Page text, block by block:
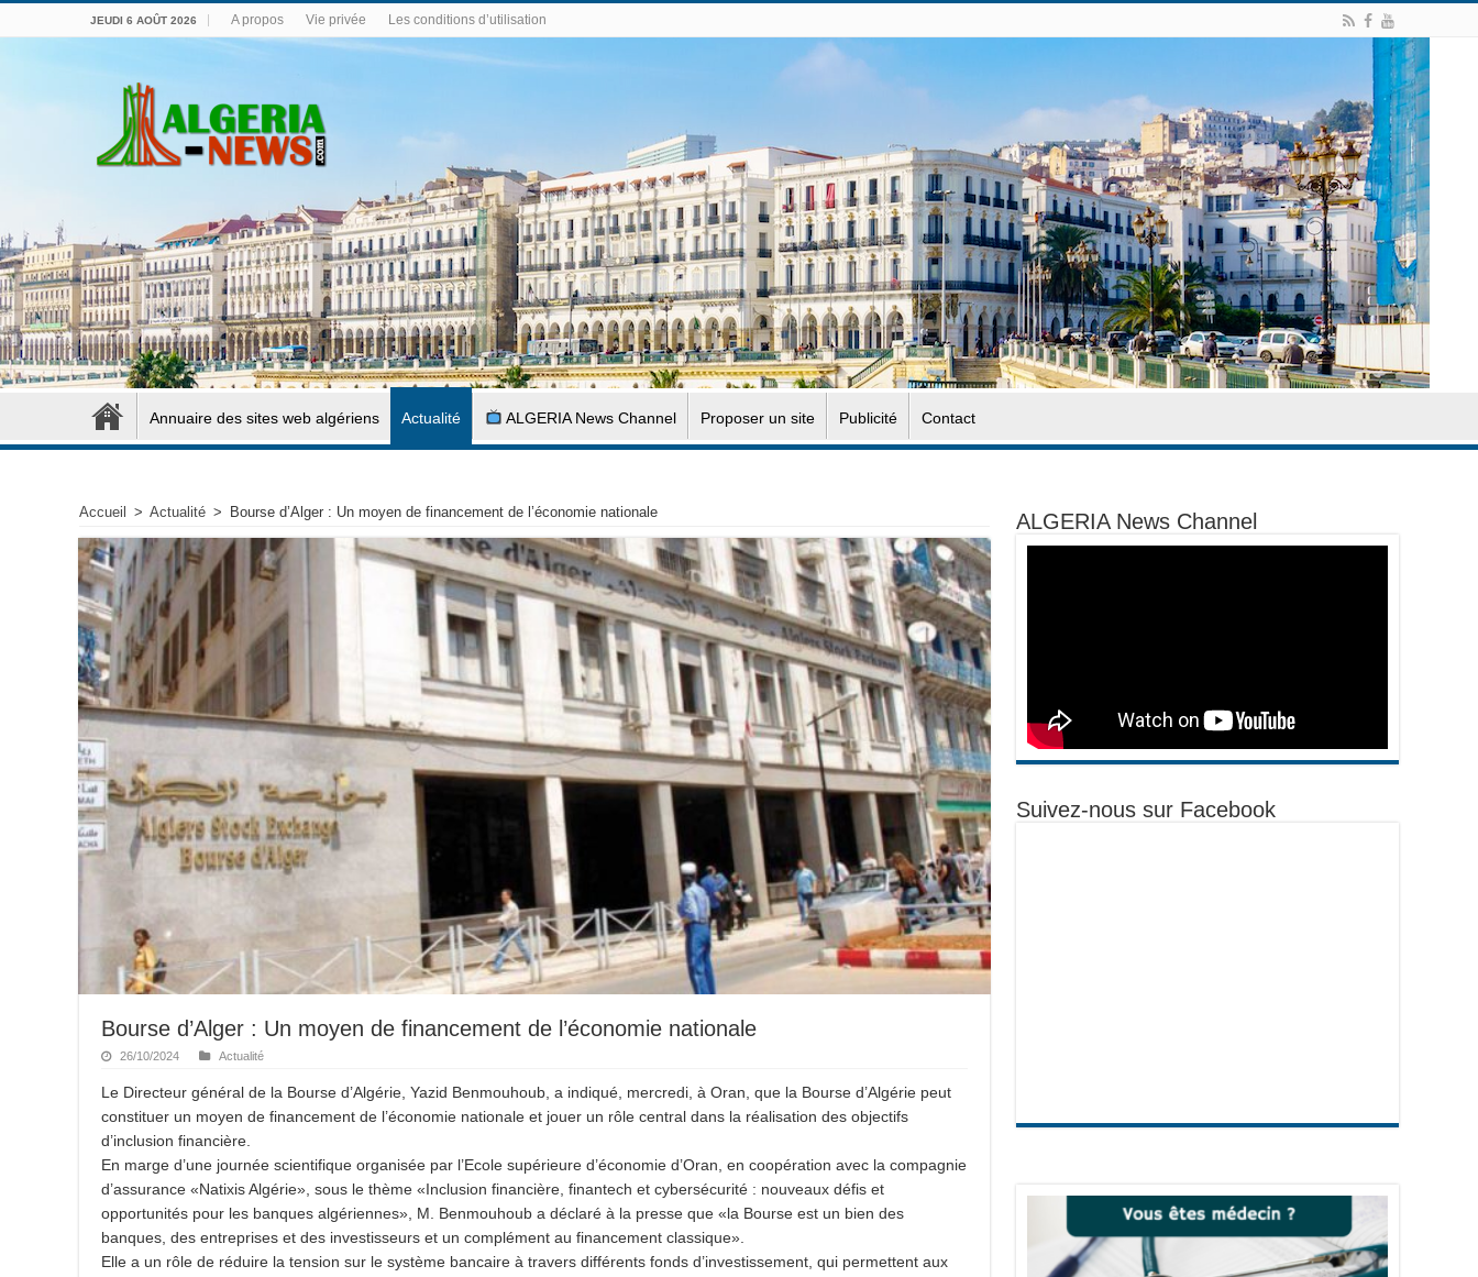
JEUDI 6 AOÛT 2026 A propos Vie privée Les conditions d’utilisation
Annuaire des sites web algériens Actualité ALGERIA News Channel Proposer un site Publicité Contact
Accueil > Actualité > Bourse d’Alger : Un moyen de financement de l’économie nationale
Bourse d’Alger : Un moyen de financement de l’économie nationale
26/10/2024 Actualité
Le Directeur général de la Bourse d’Algérie, Yazid Benmouhoub, a indiqué, mercredi, à Oran, que la Bourse d’Algérie peut
constituer un moyen de financement de l’économie nationale et jouer un rôle central dans la réalisation des objectifs
d’inclusion financière.
En marge d’une journée scientifique organisée par l’Ecole supérieure d’économie d’Oran, en coopération avec la compagnie
d’assurance «Natixis Algérie», sous le thème «Inclusion financière, finantech et cybersécurité : nouveaux défis et
opportunités pour les banques algériennes», M. Benmouhoub a déclaré à la presse que «la Bourse est un bien des
banques, des entreprises et des investisseurs et un complément au financement classique».
Elle a un rôle de réduire la tension sur le système bancaire à travers différents fonds d’investissement, qui permettent aux
ALGERIA News Channel
Suivez-nous sur Facebook